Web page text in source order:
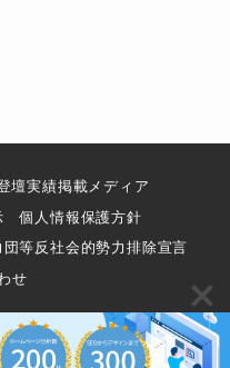
壇実績掲載メディア
個人情報保護方針
団等反社会的勢力排除宣言
せ
LINK